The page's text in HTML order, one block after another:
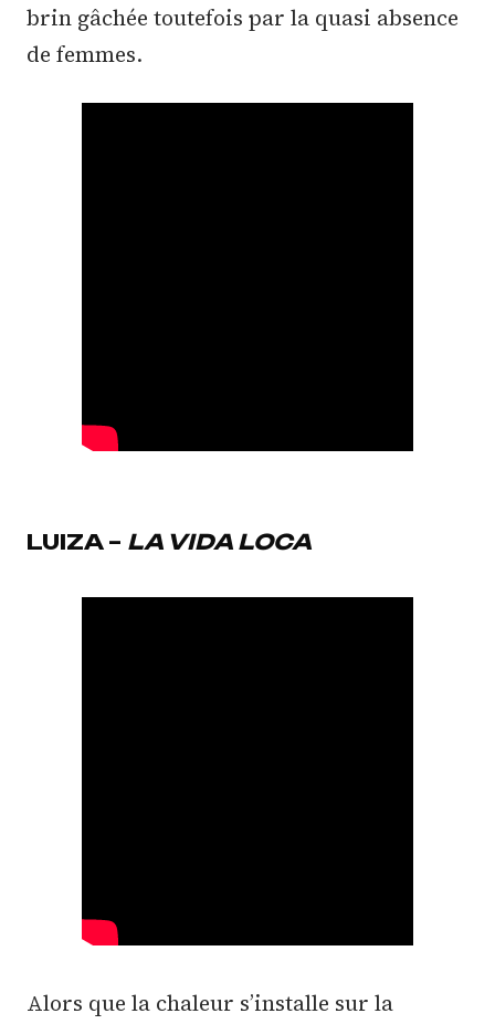
brin gâchée toutefois par la quasi absence
de femmes.
LUIZA – LA VIDA LOCA
Alors que la chaleur s’installe sur la